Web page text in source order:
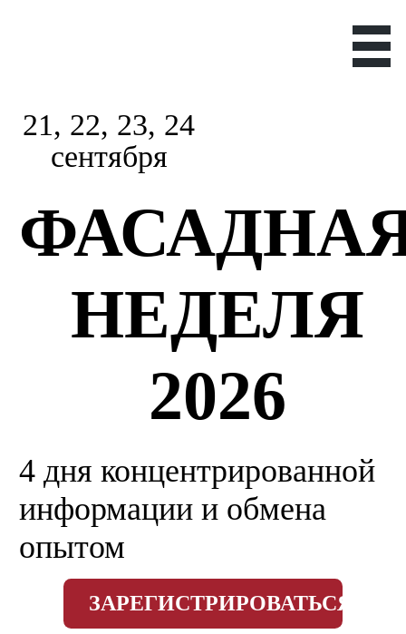
21, 22, 23, 24
сентября
НЕДЕЛЯ
2026
4 дня концентрированной
информации и обмена
опытом
ЗАРЕГИСТРИРОВАТЬСЯ